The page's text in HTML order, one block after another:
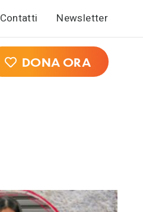
Contatti Newsletter
DONA ORA